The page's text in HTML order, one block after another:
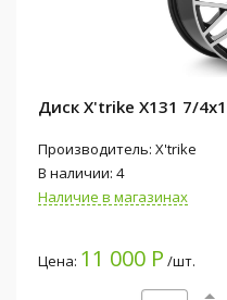
Диск X'trike X131 7/
Производитель: X'trike
В наличии: 4
Наличие в магазинах
Цена: 11 000 Р /шт.